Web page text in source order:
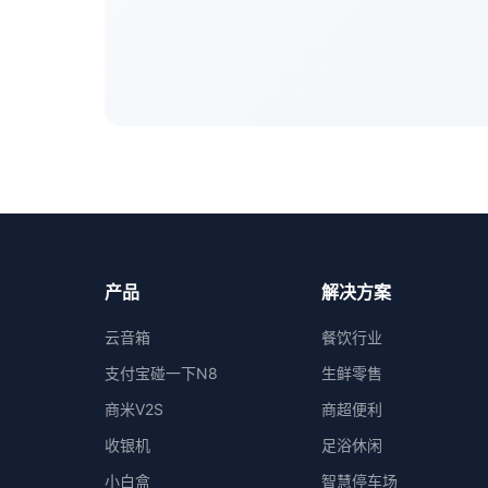
产品
云音箱
支付宝碰一下N8
商米V2S
收银机
小白盒
解决方案
餐饮行业
生鲜零售
商超便利
足浴休闲
智慧停车场